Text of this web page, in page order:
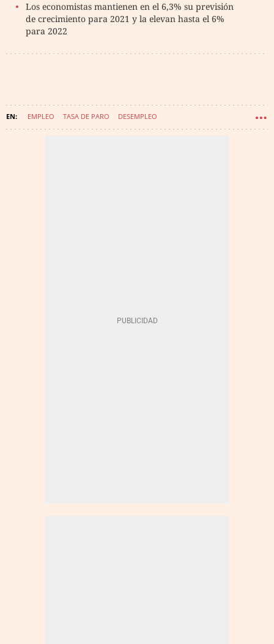
Los economistas mantienen en el 6,3% su previsión
de crecimiento para 2021 y la elevan hasta el 6%
para 2022
EMPLEO TASA DE PARO DESEMPLEO